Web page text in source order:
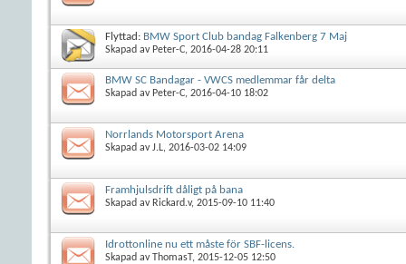
Flyttad: BMW Sport Club bandag Falkenberg 7 Maj
Skapad av Peter-C, 2016-04-28 20:11
BMW SC Bandagar - VWCS medlemmar får delta
Skapad av Peter-C, 2016-04-10 18:02
Norrlands Motorsport Arena
Skapad avJ.L, 2016-03-02 14:09
Framhjulsdrift dåligt på bana
Skapad av Rickard.v, 2015-09-10 11:40
Idrottonline nu ett måste för SBF-licens.
Skapad avThomasT, 2015-12-05 12:50